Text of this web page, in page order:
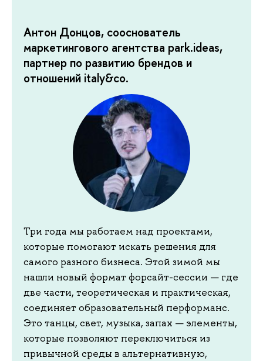
Антон Донцов, сооснователь
маркетингового агентства park.ideas,
партнер по развитию брендов и
отношений italy&co.
Три года мы работаем над проектами,
которые помогают искать решения для
самого разного бизнеса. Этой зимой мы
нашли новый формат форсайт-сессии — где
две части, теоретическая и практическая,
соединяет образовательный перформанс.
Это танцы, свет, музыка, запах — элементы,
которые позволяют переключиться из
привычной среды в альтернативную,